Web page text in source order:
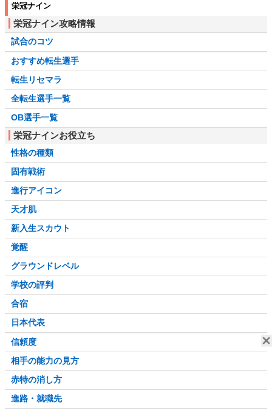
栄冠ナイン
栄冠ナイン攻略情報
試合のコツ
おすすめ転生選手
転生リセマラ
全転生選手一覧
OB選手一覧
栄冠ナインお役立ち
性格の種類
固有戦術
進行アイコン
天才肌
新入生スカウト
覚醒
グラウンドレベル
学校の評判
合宿
日本代表
信頼度
相手の能力の見方
赤特の消し方
進路・就職先